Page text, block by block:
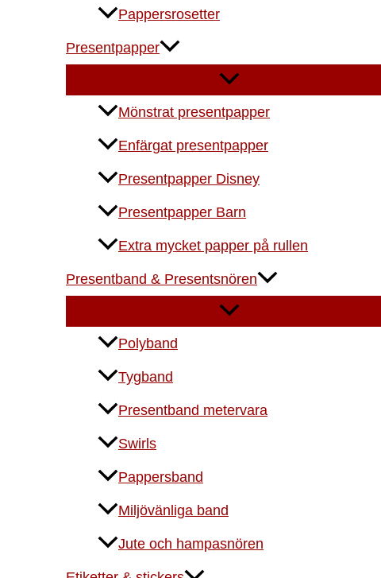
Pappersrosetter
Presentpapper
Mönstrat presentpapper
Enfärgat presentpapper
Presentpapper Disney
Presentpapper Barn
Extra mycket papper på rullen
Presentband & Presentsnören
Polyband
Tygband
Presentband metervara
Swirls
Pappersband
Miljövänliga band
Jute och hampasnören